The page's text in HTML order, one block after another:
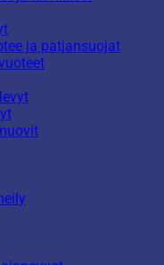
ja patjansuojat